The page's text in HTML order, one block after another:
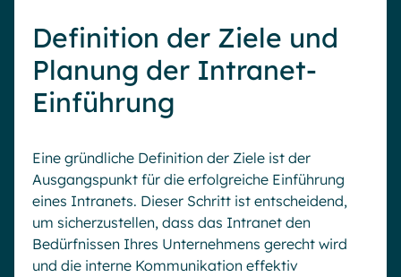
Definition der Ziele und
Planung der Intranet-
Einführung
Eine gründliche Definition der Ziele ist der
Ausgangspunkt für die erfolgreiche Einführung
eines Intranets. Dieser Schritt ist entscheidend,
um sicherzustellen, dass das Intranet den
Bedürfnissen Ihres Unternehmens gerecht wird
und die interne Kommunikation effektiv